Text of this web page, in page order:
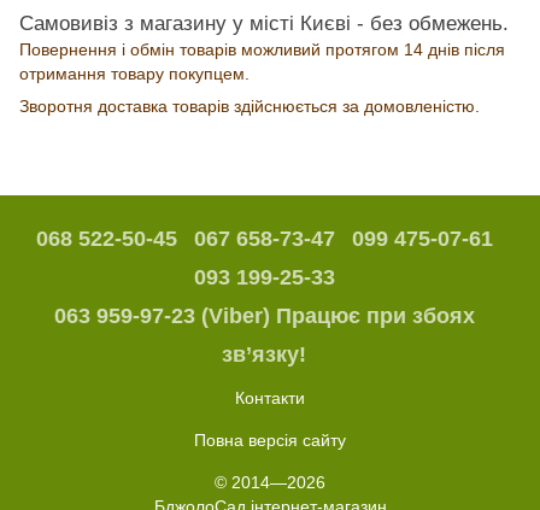
Самовивіз з магазину у місті Києві - без обмежень.
Повернення і обмін товарів можливий протягом 14 днів після
отримання товару покупцем.
Зворотня доставка товарів здійснюється за домовленістю.
068 522-50-45 067 658-73-47
099 475-07-61
093 199-25-33
063 959-97-23 (Viber) Працює при збоях
зв’язку!
Контакти
Повна версія сайту
© 2014—2026
БджолоСад інтернет-магазин